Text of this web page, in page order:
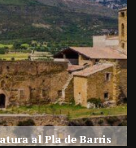
al Pla de Barris